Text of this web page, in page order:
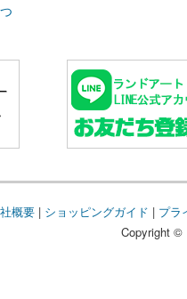
概要| ショッピングガイド | プラ
Copyright ©